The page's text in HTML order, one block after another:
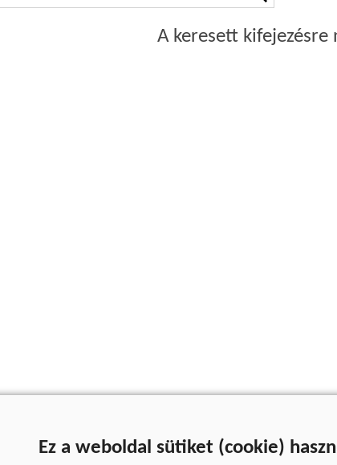
A keresett kifejezésre
Ez a weboldal sütiket (cookie)